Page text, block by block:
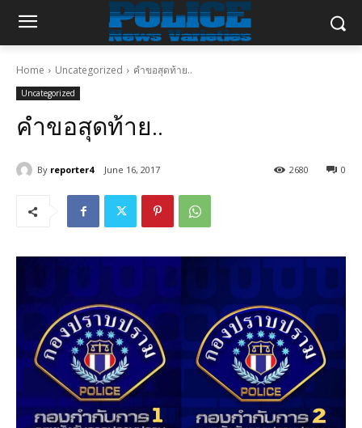
Home Uncategorized คำขอสุดท้าย..
Uncategorized
คำขอสุดท้าย..
By reporter4 June 16, 2017 0
2680